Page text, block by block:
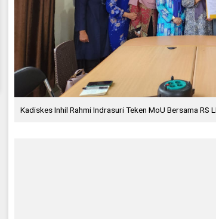
Kadiskes Inhil Rahmi Indrasuri Teken MoU Bersama RS